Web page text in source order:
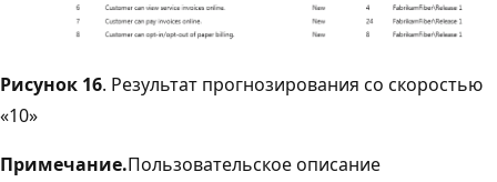
Рисунок 16. Результат прогнозирования со скоростью
«10»
Примечание.Пользовательское описание